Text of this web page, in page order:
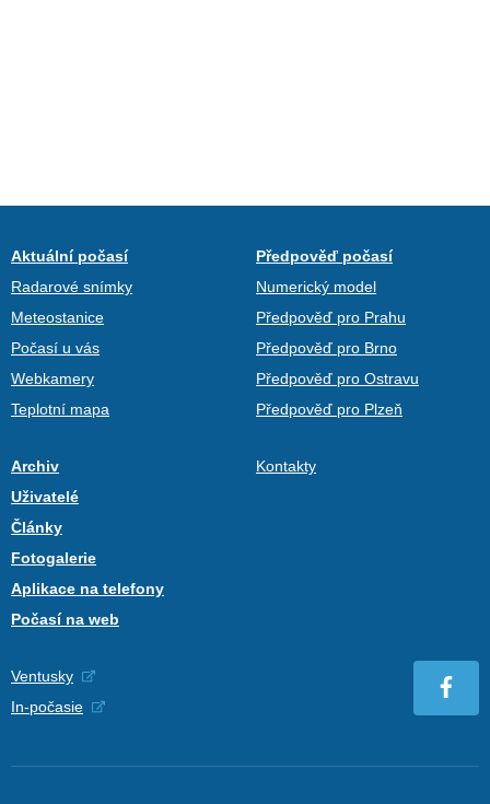
Aktuální počasí
Radarové snímky
Meteostanice
Počasí u vás
Webkamery
Teplotní mapa
Předpověď počasí
Numerický model
Předpověď pro Prahu
Předpověď pro Brno
Předpověď pro Ostravu
Předpověď pro Plzeň
Archiv
Uživatelé
Články
Fotogalerie
Aplikace na telefony
Počasí na web
Kontakty
Ventusky
In-počasie